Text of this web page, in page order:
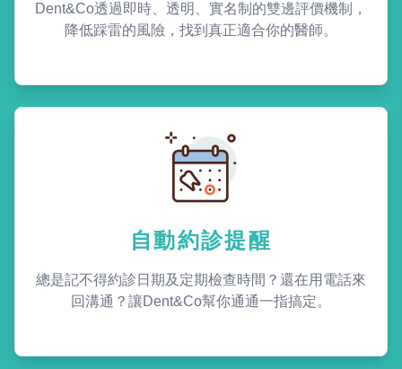
Dent&Co透過即時、透明、實名制的雙邊評價機制，
降低踩雷的風險，找到真正適合你的醫師。
自動約診提醒
總是記不得約診日期及定期檢查時間？還在用電話來
回溝通？讓Dent&Co幫你通通一指搞定。